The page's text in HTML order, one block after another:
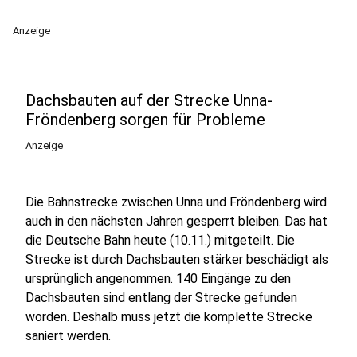
Anzeige
Dachsbauten auf der Strecke Unna-
Fröndenberg sorgen für Probleme
Anzeige
Die Bahnstrecke zwischen Unna und Fröndenberg wird
auch in den nächsten Jahren gesperrt bleiben. Das hat
die Deutsche Bahn heute (10.11.) mitgeteilt. Die
Strecke ist durch Dachsbauten stärker beschädigt als
ursprünglich angenommen. 140 Eingänge zu den
Dachsbauten sind entlang der Strecke gefunden
worden. Deshalb muss jetzt die komplette Strecke
saniert werden.